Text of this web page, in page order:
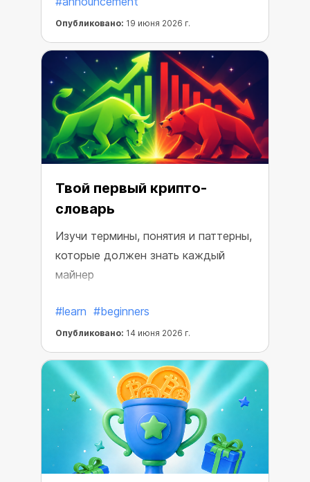
и всегда происходит что-то
интересное. Например,
еженедельные розыгрыши крипто-
подарков: майнеры, бусты,
криптовалюта и многое другое!
Опубликовано: 19 июня 2026 г.
Твой первый крипто-
словарь
Изучи термины, понятия и паттерны,
которые должен знать каждый
майнер
#learn #beginners
Опубликовано: 14 июня 2026 г.